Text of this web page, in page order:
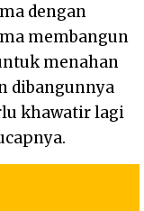
dengan
membangun
menahan
dibangunnya
khawatir lagi